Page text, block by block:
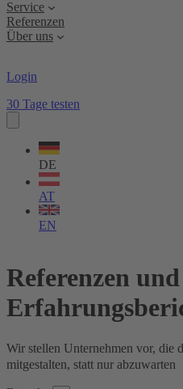
Service
Referenzen
Über uns
Login
30 Tage testen
Sprache
wählen
DE
AT
EN
Referenzen und
Wir stellen Unternehmen vor, die
mitgestalten, statt nur abzuwarten